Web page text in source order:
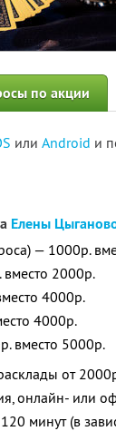
по акции
или Android и
Елены
— 1000р.
2000р.
4000р.
4000р.
вместо 5000р.
от
онлайн- или
минут (в